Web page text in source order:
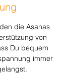
die Asanas
von
Du bequem
immer